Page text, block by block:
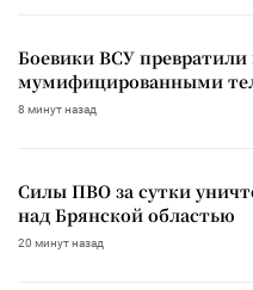
Боевики ВСУ превратили
мумифицированными
8 минут назад
Силы ПВО за сутки
над Брянской областью
20 минут назад